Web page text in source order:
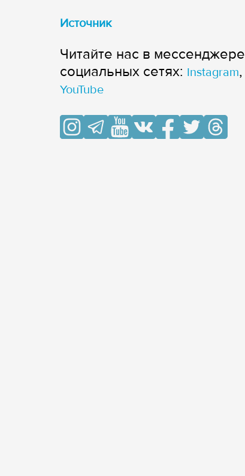
Источник
Читайте нас в мессенджере
cоциальных сетях: Instagram,
YouTube